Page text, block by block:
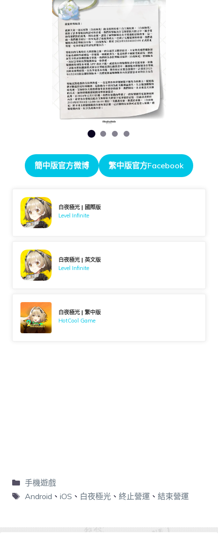
簡中版官方微博 繁中版官方Facebook
白夜極光 | 國際版
Level Infinite
白夜極光 | 英文版
Level Infinite
白夜極光 | 繁中版
HotCool Game
手機遊戲
Android 、 iOS 、 白夜極光、 終止營運 、 結束營運